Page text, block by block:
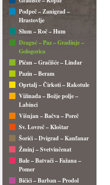
Podpeč – Zanigrad –
Hrastovlje
Slum – Roč – Hum
Draguć – Paz – Gradinje –
Gologorica
Pićan – Gračišće – Lindar
Pazin – Beram
Oprtalj – Čirkoti – Rakotule
Vižinada – Božje polje –
Labinci
Višnjan – Bačva – Poreč
Sv. Lovreč – Kloštar
Šorići – Dvigrad – Kanfanar
Žminj – Svetvinčenat
Bale – Batvači – Fažana –
Pomer
Bičići – Barban – Prodol